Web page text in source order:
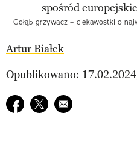
Gołąb grzywacz – ciekawostki o
Artur Białek
Opublikowano:
Udostępnij na facebook
Udostępnij na twitter
E-mail do